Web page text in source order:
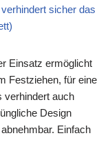
sicher das
Einsatz ermöglicht
Festziehen, für eine
verhindert auch
Design
Einfach